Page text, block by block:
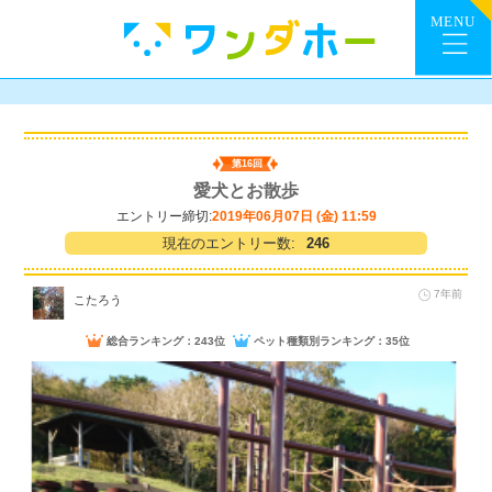
第16回
愛犬とお散歩
エントリー締切:2019年06月07日 (金) 11:59
現在のエントリー数: 246
こたろう 7年前
総合ランキング：243位 ペット種類別ランキング：35位